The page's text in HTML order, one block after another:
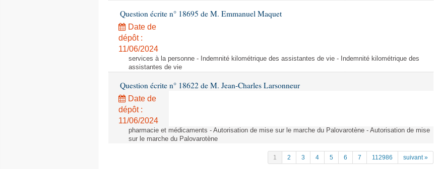
Question écrite n° 18695 de M. Emmanuel Maquet
Date de
dépôt :
11/06/2024
services à la personne - Indemnité kilométrique des assistantes de vie - Indemnité kilométrique des
assistantes de vie
Question écrite n° 18622 de M. Jean-Charles Larsonneur
Date de
dépôt :
11/06/2024
pharmacie et médicaments - Autorisation de mise sur le marche du Palovarotène - Autorisation de mise
sur le marche du Palovarotène
1 2 3 4 5 6 7 112986 suivant »